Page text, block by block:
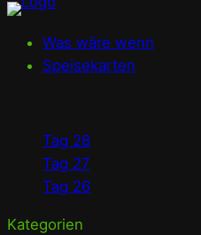
Was wäre wenn
Speisekarten
Tag 28
Tag 27
Tag 26
Kategorien